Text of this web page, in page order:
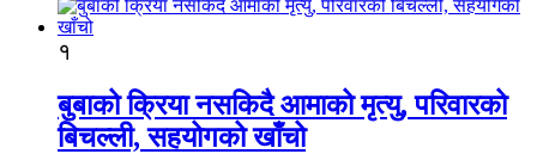
१
बुबाको क्रिया नसकिदै आमाको मृत्यु, परिवारको
बिचल्ली, सहयोगको खाँचो